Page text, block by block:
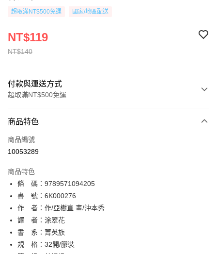
超取滿NT$500免運 國家/地區配送
NT$140
NT$119
付款與運送方式
超取滿NT$500免運
信用卡一次付款
超商取貨付款
相關說明
【關於「AFTEE先享後付」】
AFTEE先享後付是「在收到商品之後才付款」的支付方式。 讓您購物簡單
便利好安心！
１．簡單：不需註冊會員、不需綁卡、不需儲值。
２．便利：只要手機號碼，簡訊認證，即可結帳。
３．安心：先確認商品／服務後，再付款。
【「AFTEE先享後付」結帳流程】
ATM付款
運送方式
全家取貨付款
每筆NT$80，滿NT$500(含以上)免運費
商品特色
商品編號
10053289
商品特色
條 碼：9789571094205
書 號：6K000276
作 者：作/亞樹直 畫/沖本秀
譯 者：涂翠花
書 系：菁英族
規 格：32開/膠裝